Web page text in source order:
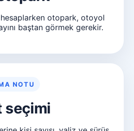
otopark, otoyol
baştan görmek gerekir.
NOTU
seçimi